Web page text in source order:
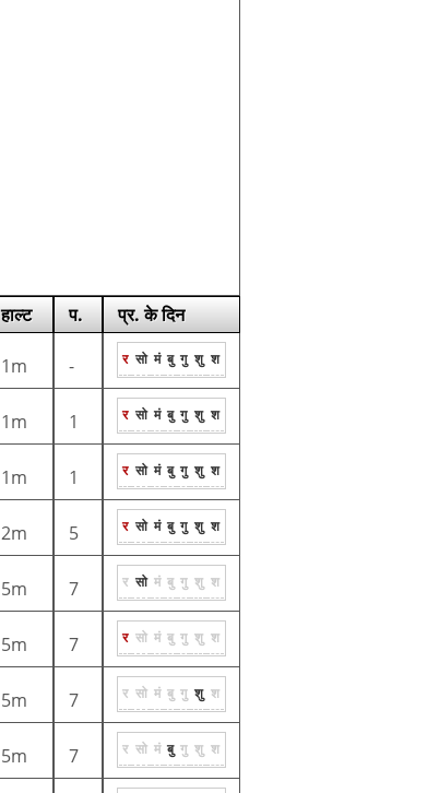
हाल्ट प. प्र. के दिन
1m - र सो मं बु गु शु श
1m 1 र सो मं बु गु शु श
1m 1 र सो मं बु गु शु श
2m 5 र सो मं बु गु शु श
5m 7 र सो मं बु गु शु श
5m 7 र सो मं बु गु शु श
5m 7 र सो मं बु गु शु श
5m 7 र सो मं बु गु शु श